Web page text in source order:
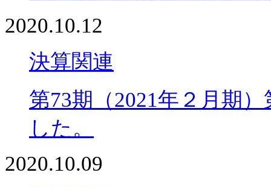
2020.10.12
決算関連
第73期（2021年２月期
した。
2020.10.09